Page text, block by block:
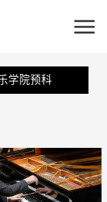
学院预科